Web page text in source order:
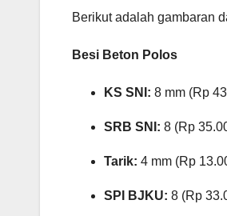
Berikut adalah gambaran
Besi Beton Polos
KS SNI: 8 mm (Rp
SRB SNI: 8 (Rp
Tarik: 4 mm (Rp
SPI BJKU: 8 (Rp